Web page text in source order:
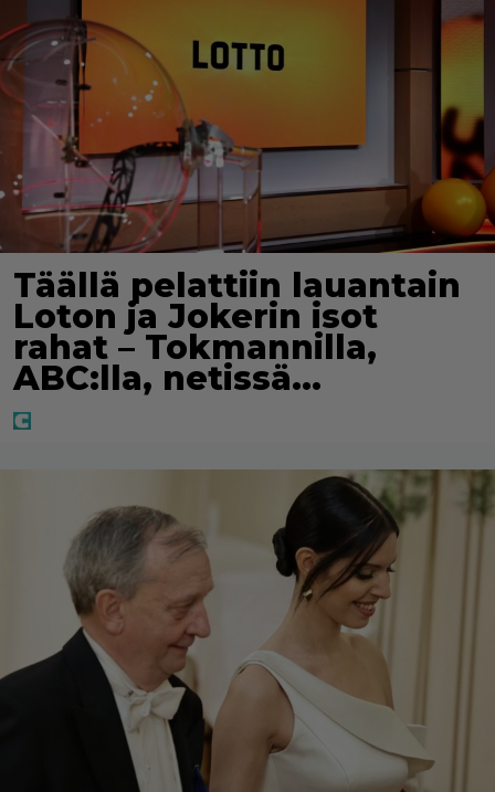
Täällä pelattiin lauantain
Loton ja Jokerin isot
rahat – Tokmannilla,
ABC:lla, netissä…